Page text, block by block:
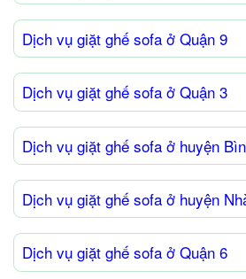
Dịch vụ giặt ghế sofa ở Quận 9
Dịch vụ giặt ghế sofa ở Quận 3
Dịch vụ giặt ghế sofa ở huyện
Dịch vụ giặt ghế sofa ở huyện
Dịch vụ giặt ghế sofa ở Quận 6